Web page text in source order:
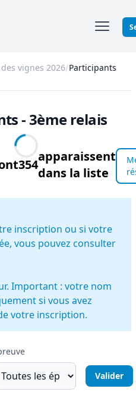
vignes 2026 Participants
- 3ème relais
354
apparaissent
dans la liste
inscription ou si votre
vous pouvez consulter
Important : votre nom
si vous avez
votre inscription.